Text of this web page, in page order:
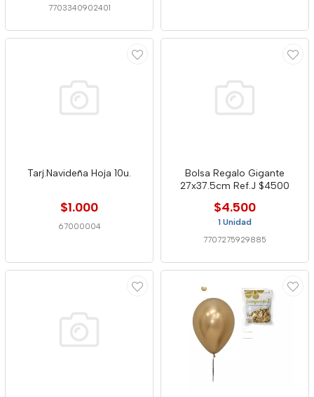
7703340902401
Tarj.Navideña Hoja 10u.
$1.000
67000004
Bolsa Regalo Gigante
27x37.5cm Ref.J $4500
$4.500
1 Unidad
7707275929885